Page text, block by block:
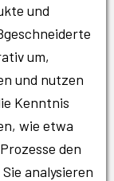
und
um,
und nutzen
Kenntnis
wie etwa
den
analysieren